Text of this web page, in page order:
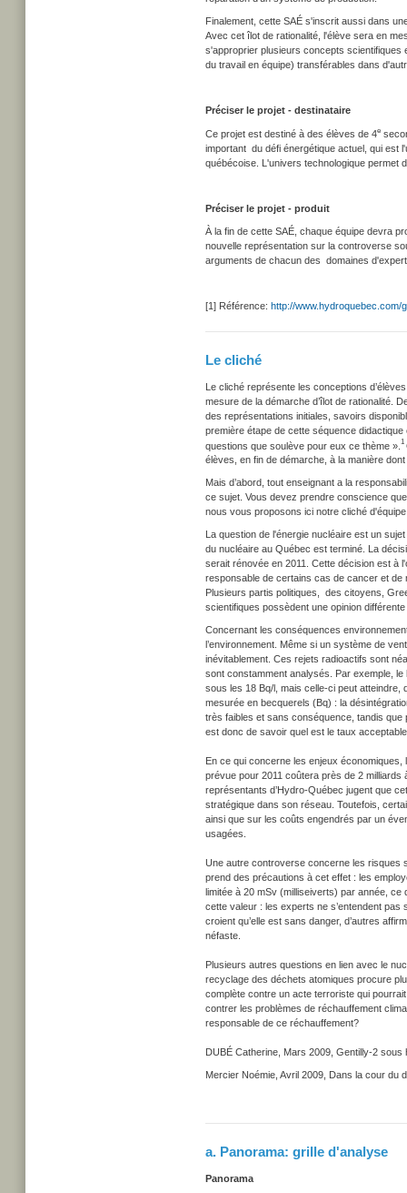
Finalement, cette SAÉ s'inscrit aussi dans
Avec cet îlot de rationalité, l'élève sera en
s'approprier plusieurs concepts scientifiques
du travail en équipe) transférables dans
Préciser le projet - destinataire
Ce projet est destiné à des élèves de 4e
important du défi énergétique actuel, qui est
québécoise. L'univers technologique permet
Préciser le projet - produit
À la fin de cette SAÉ, chaque équipe devra
nouvelle représentation sur la controverse
arguments de chacun des domaines
[1] Référence: http://www.hydroquebec.com/
Le cliché
Le cliché représente les conceptions
mesure de la démarche d’îlot de rationalité.
des représentations initiales, savoirs
première étape de cette séquence
questions que soulève pour eux ce thème ». 1
élèves, en fin de démarche, à la manière
Mais d’abord, tout enseignant a la
ce sujet. Vous devez prendre conscience
nous vous proposons ici notre cliché
La question de l'énergie nucléaire est un
du nucléaire au Québec est terminé. La
serait rénovée en 2011. Cette décision est à
responsable de certains cas de cancer et de
Plusieurs partis politiques, des citoyens,
scientifiques possèdent une opinion
Concernant les conséquences
l’environnement. Même si un système de
inévitablement. Ces rejets radioactifs sont
sont constamment analysés. Par exemple,
sous les 18 Bq/l, mais celle-ci peut atteindre,
mesurée en becquerels (Bq) : la
très faibles et sans conséquence, tandis que
est donc de savoir quel est le taux
En ce qui concerne les enjeux
prévue pour 2011 coûtera près de 2 milliards
représentants d’Hydro-Québec jugent que
stratégique dans son réseau. Toutefois,
ainsi que sur les coûts engendrés par un
usagées.
Une autre controverse concerne les risques
prend des précautions à cet effet : les
limitée à 20 mSv (milliseiverts) par année,
cette valeur : les experts ne s’entendent pas
croient qu’elle est sans danger, d’autres
néfaste.
Plusieurs autres questions en lien avec le
recyclage des déchets atomiques procure
complète contre un acte terroriste qui
contrer les problèmes de réchauffement
responsable de ce réchauffement?
DUBÉ Catherine, Mars 2009 Gentilly-2 sous
Mercier Noémie, Avril 2009 Dans la cour du
a. Panorama: grille d'analyse
Panorama